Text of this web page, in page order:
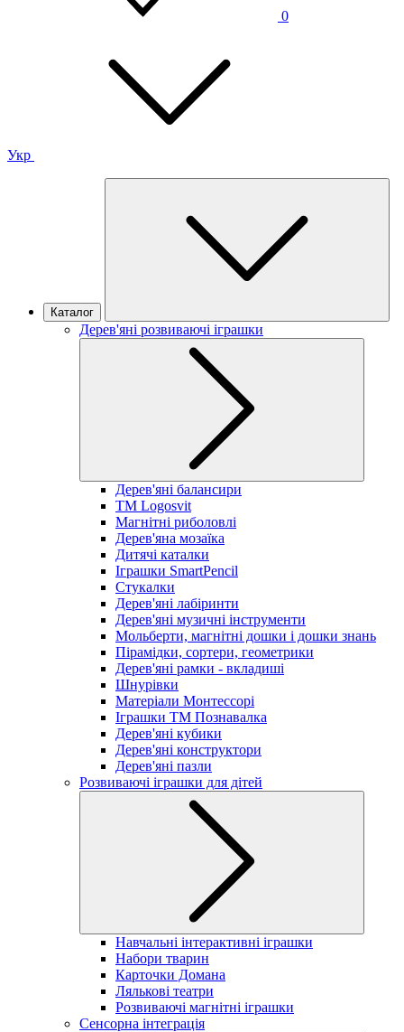
0
Укр
Каталог
Дерев'яні розвиваючі іграшки
Дерев'яні балансири
TM Logosvit
Магнітні риболовлі
Дерев'яна мозаїка
Дитячі каталки
Іграшки SmartPencil
Стукалки
Дерев'яні лабіринти
Дерев'яні музичні інструменти
Мольберти, магнітні дошки і дошки знань
Пірамідки, сортери, геометрики
Дерев'яні рамки - вкладиші
Шнурівки
Матеріали Монтессорі
Іграшки ТМ Познавалка
Дерев'яні кубики
Дерев'яні конструктори
Дерев'яні пазли
Розвиваючі іграшки для дітей
Навчальні інтерактивні іграшки
Набори тварин
Карточки Домана
Лялькові театри
Розвиваючі магнітні іграшки
Сенсорна інтеграція